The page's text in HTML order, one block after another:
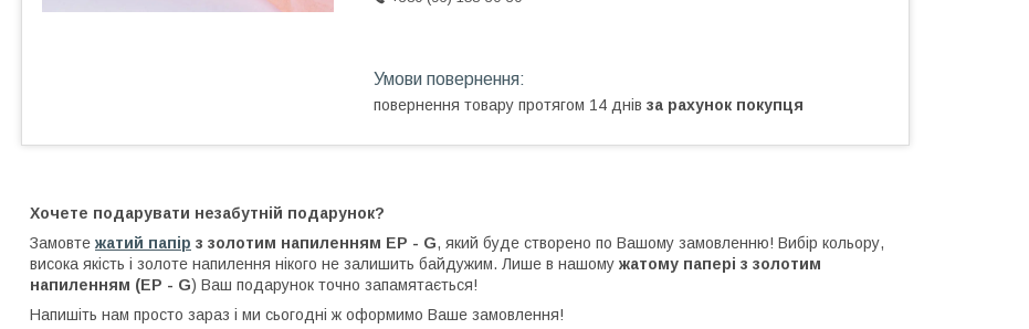
повернення товару протягом 14 днів за рахунок покупця
Хочете подарувати незабутній подарунок?
Замовте жатий папір з золотим напиленням EP - G, який буде створено по Вашому замовленню! Вибір кольору,
висока якість і золоте напилення нікого не залишить байдужим. Лише в нашому жатому папері з золотим
напиленням (EP - G) Ваш подарунок точно запамятається!
Напишіть нам просто зараз і ми сьогодні ж оформимо Ваше замовлення!